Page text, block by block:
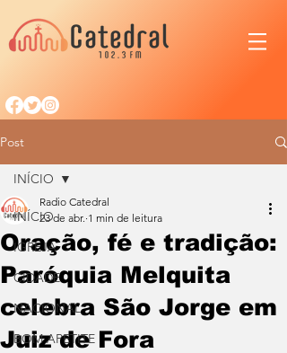
Post
INÍCIO
IGREJA
CIDADE
NACIONAL
BOM APETITE
INÍCIO
Oração, fé e tradição:
Paróquia Melquita
celebra São Jorge em
Juiz de Fora
Radio Catedral
23 de abr. 1 min de leitura